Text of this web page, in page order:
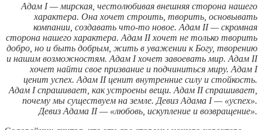
Адам I — мирская, честолюбивая внешняя сторона нашего
характера. Она хочет строить, творить, основывать
компании, создавать что-то новое. Адам II — скромная
сторона нашего характера. Адам II хочет не только творить
добро, но и быть добрым, жить в уважении к Богу, творению
и нашим возможностям. Адам I хочет завоевать мир. Адам II
хочет найти свое призвание и подчиниться миру. Адам I
ценит успех. Адам II ценит внутренние силу и стойкость.
Адам I спрашивает, как устроены вещи. Адам II спрашивает,
почему мы существуем на земле. Девиз Адама I — «успех».
Девиз Адама II — «любовь, искупление и возвращение».